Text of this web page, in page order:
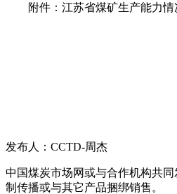
附件：江苏省煤矿生产能力情
发布人：CCTD-周杰
中国煤炭市场网或与合作机构共
制传播或与其它产品捆绑销售。